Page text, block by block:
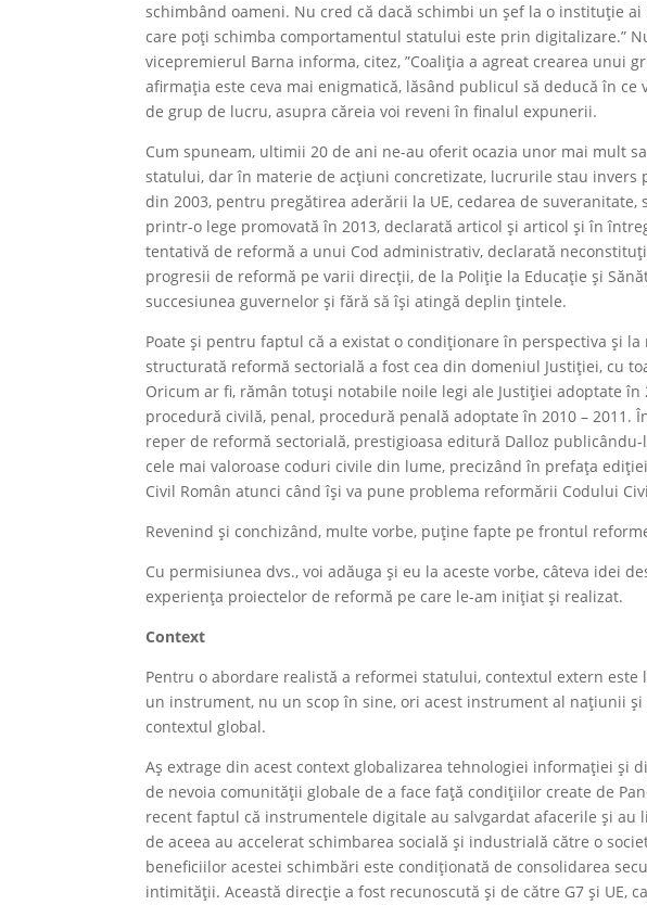
schimbând oameni. Nu cred că dacă schimbi un șef la o instituție
care poți schimba comportamentul statului este prin digitalizare.”
vicepremierul Barna informa, citez, ”Coaliţia a agreat crearea unui
afirmația este ceva mai enigmatică, lăsând publicul să deducă în
de grup de lucru, asupra căreia voi reveni în finalul expunerii.
Cum spuneam, ultimii 20 de ani ne-au oferit ocazia unor mai mult
statului, dar în materie de acțiuni concretizate, lucrurile stau
din 2003, pentru pregătirea aderării la UE, cedarea de
printr-o lege promovată în 2013, declarată articol și articol și în
tentativă de reformă a unui Cod administrativ, declarată
progresii de reformă pe varii direcții, de la Poliție la Educație și
succesiunea guvernelor și fără să își atingă deplin țintele.
Poate și pentru faptul că a existat o condiționare în perspectiva și
structurată reformă sectorială a fost cea din domeniul Justiției, cu
Oricum ar fi, rămân totuși notabile noile legi ale Justiției adoptate
procedură civilă, penal, procedură penală adoptate în 2010 – 2011.
reper de reformă sectorială, prestigioasa editură Dalloz
cele mai valoroase coduri civile din lume, precizând în prefața
Civil Român atunci când își va pune problema reformării Codului
Revenind și conchizând, multe vorbe, puține fapte pe frontul
Cu permisiunea dvs., voi adăuga și eu la aceste vorbe, câteva idei
experiența proiectelor de reformă pe care le-am inițiat și realizat.
Context
Pentru o abordare realistă a reformei statului, contextul extern
un instrument, nu un scop în sine, ori acest instrument al națiunii
contextul global.
Aș extrage din acest context globalizarea tehnologiei informației și
de nevoia comunității globale de a face față condițiilor create de
recent faptul că instrumentele digitale au salvgardat afacerile și
de aceea au accelerat schimbarea socială și industrială către o
beneficiilor acestei schimbări este condiționată de consolidarea
intimității. Această direcție a fost recunoscută și de către G7 și UE,